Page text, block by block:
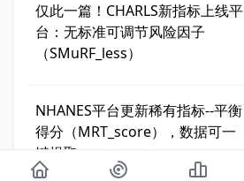
仅此一篇！CHARLS新指标上线平
台：无标准可调节风险因子
（SMuRF_less）
NHANES平台更新稀有指标--平衡
得分（MRT_score），数据可一
键提取